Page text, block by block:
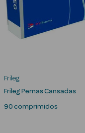
Ver Tudo
Frileg
Frileg Pernas Cansadas
90 comprimidos